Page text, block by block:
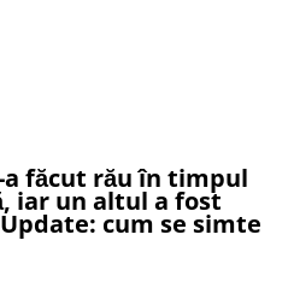
făcut rău în timpul
iar un altul a fost
cum se simte